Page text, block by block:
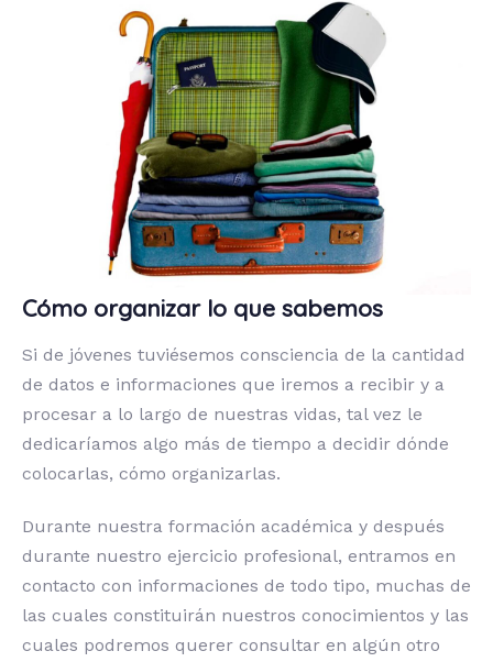
Cómo organizar lo que sabemos
Si de jóvenes tuviésemos consciencia de la cantidad
de datos e informaciones que iremos a recibir y a
procesar a lo largo de nuestras vidas, tal vez le
dedicaríamos algo más de tiempo a decidir dónde
colocarlas, cómo organizarlas.
Durante nuestra formación académica y después
durante nuestro ejercicio profesional, entramos en
contacto con informaciones de todo tipo, muchas de
las cuales constituirán nuestros conocimientos y las
cuales podremos querer consultar en algún otro